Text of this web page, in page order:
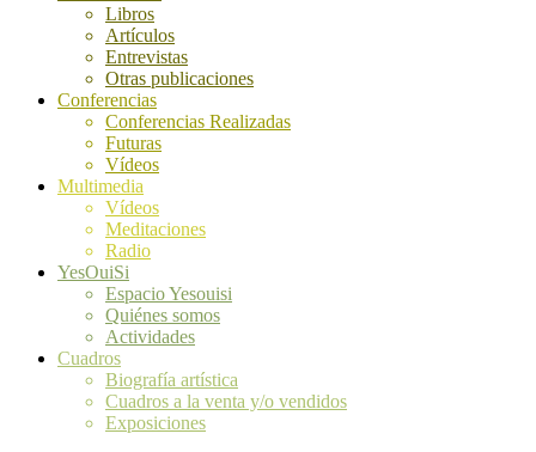
Libros
Artículos
Entrevistas
Otras publicaciones
Conferencias
Conferencias Realizadas
Futuras
Vídeos
Multimedia
Vídeos
Meditaciones
Radio
YesOuiSi
Espacio Yesouisi
Quiénes somos
Actividades
Cuadros
Biografía artística
Cuadros a la venta y/o vendidos
Exposiciones